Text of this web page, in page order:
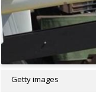
Getty images